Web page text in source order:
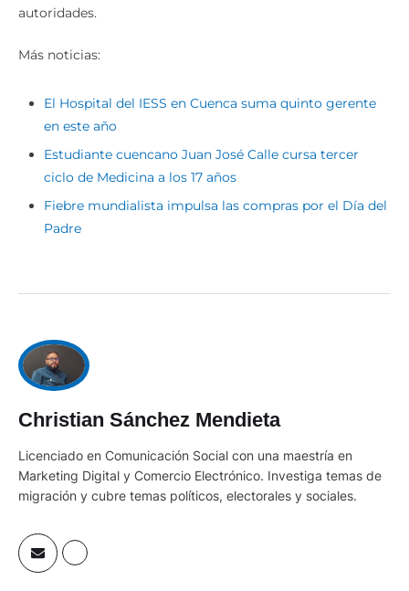
autoridades.
Más noticias:
El Hospital del IESS en Cuenca suma quinto gerente
en este año
Estudiante cuencano Juan José Calle cursa tercer
ciclo de Medicina a los 17 años
Fiebre mundialista impulsa las compras por el Día del
Padre
Christian Sánchez Mendieta
Licenciado en Comunicación Social con una maestría en
Marketing Digital y Comercio Electrónico. Investiga temas de
migración y cubre temas políticos, electorales y sociales.